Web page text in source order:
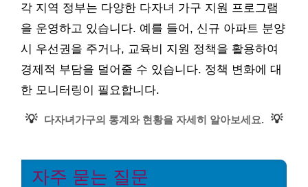
각 지역 정부는 다양한 다자녀 가구 지원 프로그램
을 운영하고 있습니다. 예를 들어, 신규 아파트 분양
시 우선권을 주거나, 교육비 지원 정책을 활용하여
경제적 부담을 덜어줄 수 있습니다. 정책 변화에 대
한 모니터링이 필요합니다.
💡 다자녀가구의 통계와 현황을 자세히 알아보세요. 💡
자주 묻는 질문